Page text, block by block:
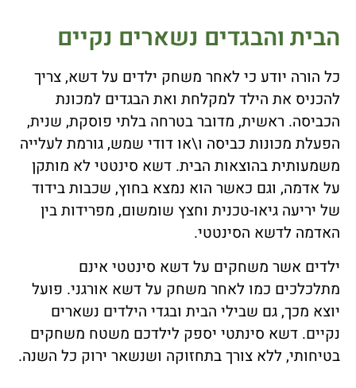
הבית והבגדים נשארים נקיים
כל הורה יודע כי לאחר משחק ילדים על דשא, צריך
להכניס את הילד למקלחת ואת הבגדים למכונת
הכביסה. ראשית, מדובר בטרחה בלתי פוסקת, שנית,
הפעלת מכונות כביסה ו\או דודי שמש, גורמת לעלייה
משמעותית בהוצאות הבית. דשא סינטטי לא מותקן
על אדמה, וגם כאשר הוא נמצא בחוץ, שכבות בידוד
של יריעה גיאו-טכנית וחצץ שומשום, מפרידות בין
האדמה לדשא הסינטטי.
ילדים אשר משחקים על דשא סינטטי אינם
מתלכלכים כמו לאחר משחק על דשא אורגני. פועל
יוצא מכך, גם שבילי הבית ובגדי הילדים נשארים
נקיים. דשא סינתטי יספק לילדכם משטח משחקים
בטיחותי, ללא צורך בתחזוקה ושנשאר ירוק כל השנה.